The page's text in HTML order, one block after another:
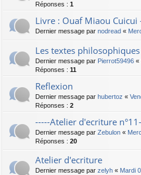
Réponses : 1
Livre : Ouaf Miaou Cuicui
Dernier message par nodread «
Les textes
Dernier message par Pierrot59496 «
Réponses : 11
Reflexion
Dernier message par hubertoz «
Réponses : 2
-----Atelier d'ecriture
Dernier message par Zebulon «
Réponses : 20
Atelier d'ecriture
Dernier message par zelyh « Mardi